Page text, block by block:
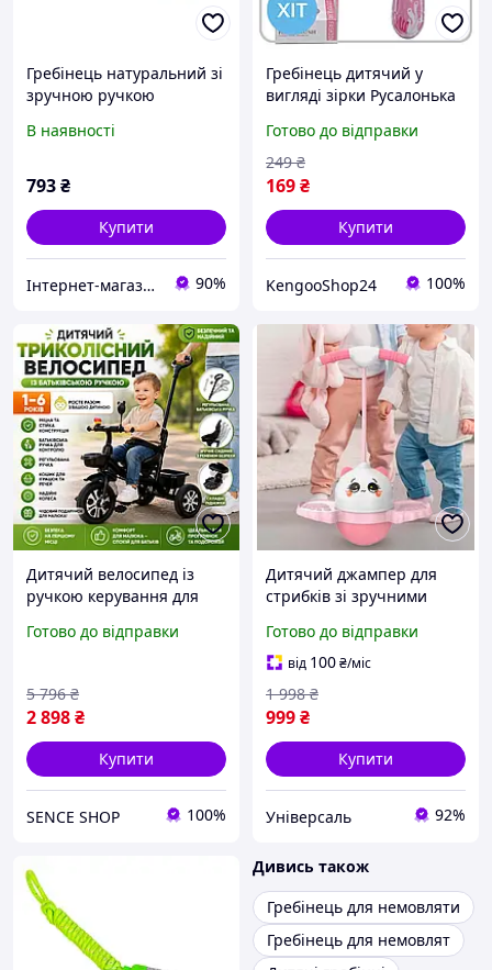
Гребінець натуральний зі
зручною ручкою
В наявності
793₴
Купити
Інтернет-магазин Щасливий Клуб 90%
Гребінець дитячий у
вигляді зірки Русалонька
зусиль розплутує сплутані
коси
Готово до відправки
169₴
249 ₴
Купити
KengooShop24 100%
Дитячий велосипед із
ручкою керування для
транспорт для
велосипед зі зручним
сидінням
Готово до відправки
2 898₴
5 796 ₴
Купити
SENCE SHOP 100%
Дитячий джампер для
стрибків зі зручними
малюків із міцною ПВХ-
сферою та насосом
Готово до відправки
від 100₴/міс
999₴
1 998 ₴
Купити
Універсаль 92%
Дивись також
Гребінець для немовляти
Гребінець для немовлят